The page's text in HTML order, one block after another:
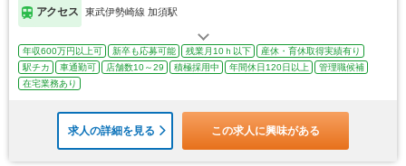
アクセス 東武伊勢崎線 加須駅
年収600万円以上可 新卒も応募可能 残業月10ｈ以下
産休・育休取得実績有り
駅チカ
車通勤可 店舗数10～29 積極採用中 年間休日120日以上
管理職候補
在宅業務あり
求人の詳細を見る この求人に興味がある